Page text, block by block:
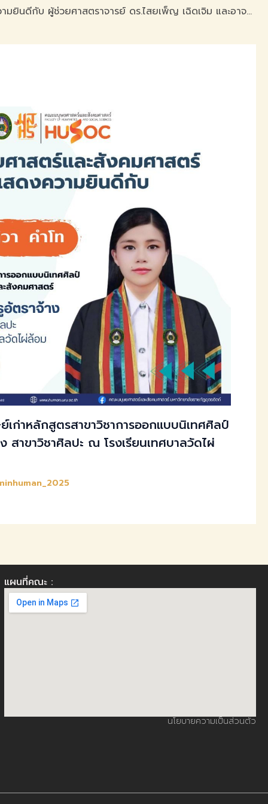
ขอแสดงความยินดีกับ ผู้ช่วยศาสตราจารย์ ดร.ไสยเพ็ญ เฉิดเจิม และอาจารย์ ดร.ปิยะนุช ไสยกิจ ในโอกาสที่ได้รับการตีพิมพ์ วารสารวิชาการ AJNU ศิลปะสถาปัตยกรรมศาสตร์
ก่าหลักสูตรสาขาวิชาการออกแบบนิเทศศิลป์
สาขาวิชาศิลปะ ณ โรงเรียนเทศบาลวัดไผ่
แผนที่คณะ :
นโยบายความเป็นส่วนตัว